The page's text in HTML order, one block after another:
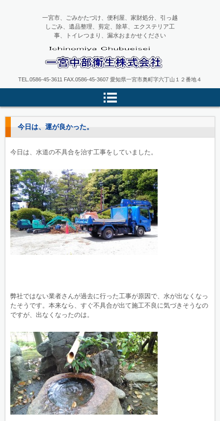
一宮中部衛生
一宮市、ごみかたづけ、便利屋、家財処分、引っ越
しごみ、遺品整理、剪定、除草、エクステリア工
事、トイレつまり、漏水おまかせください
TEL.0586-45-3611 FAX.0586-45-3607 愛知県一宮市奥町字六丁山１２番地４
今日は、運が良かった。
今日は、水道の不具合を治す工事をしていました。
弊社ではない業者さんが過去に行った工事が原因で、水が出なくなっ
たそうです。本来なら、すぐ不具合が出て施工不良に気づきそうなの
ですが、出なくなったのは。